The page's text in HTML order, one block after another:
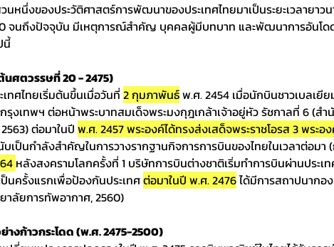
นหนึ่งของประวัติศาสตร์การพัฒนาของประเทศไทยมาเป็นระยะเวลายา
จนถึงปัจจุบัน มีเหตุการณ์สำคัญ บุคคลผู้มีบทบาท และพัฒนาการอันโด
นี้
ศตวรรษที่ 20 - 2475)
เทศไทยเริ่มต้นขึ้นเมื่อวันที่ 2 กุมภาพันธ์ พ.ศ. 2454 เมื่อนักบินชาวเบลเยี
กรุงเทพฯ ต่อหน้าพระบาทสมเด็จพระมงกุฎเกล้าเจ้าอยู่หัว รัชกาลที่ 6 (ส
ต่อมาในปี พ.ศ. 2457 พระองค์ได้ทรงส่งเสด็จพระราชโอรส 3 พระอ
เป็นกำลังสำคัญในการวางรากฐานกิจการการบินของไทยในเวลาต่อมา
หลังสงครามโลกครั้งที่ 1 บริษัทการบินต่างชาติเริ่มทำการบินผ่านประเ
นครั้งแรกเพื่อป้องกันประเทศ ต่อมาในปี พ.ศ. 2476 ได้มีการสถาปนากอ
าลัยการทัพอากาศ, 2560)
งก้าวกระโดด (พ.ศ. 2475-2500)